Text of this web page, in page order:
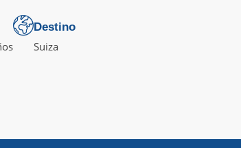
Destino
Suiza